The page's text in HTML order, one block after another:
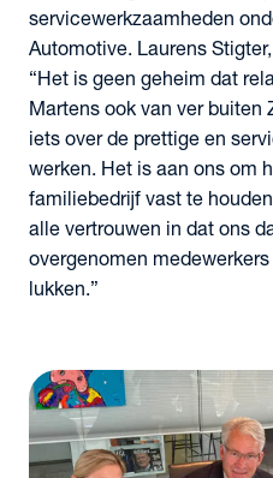
servicewerkzaamheden
Automotive. Laurens
“Het is geen geheim dat
Martens ook van ver buiten
iets over de prettige en
werken. Het is aan ons om
familiebedrijf vast te
alle vertrouwen in dat ons
overgenomen
lukken.”